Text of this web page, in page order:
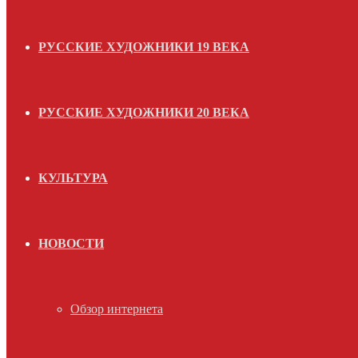
РУССКИЕ ХУДОЖНИКИ 19 ВЕКА
РУССКИЕ ХУДОЖНИКИ 20 ВЕКА
КУЛЬТУРА
НОВОСТИ
Обзор интернета